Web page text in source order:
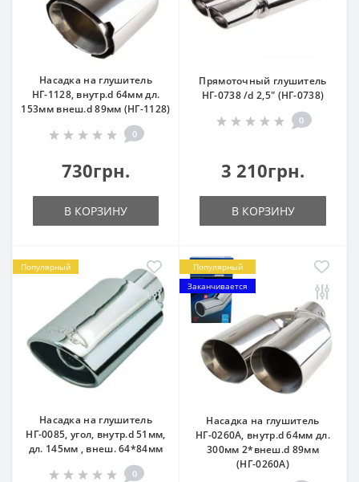
Насадка на глушитель
НГ-1128, внутр.d 64мм дл.
153мм внеш.d 89мм (НГ-1128)
0
730грн.
В КОРЗИНУ
Прямоточный глушитель
НГ-0738 /d 2,5" (НГ-0738)
0
3 210грн.
В КОРЗИНУ
Популярный
Насадка на глушитель
НГ-0085, угол, внутр.d 51мм,
дл. 145мм , внеш. 64*84мм
0
Популярный
Заканчивается
Насадка на глушитель
НГ-0260A, внутр.d 64мм дл.
300мм 2*внеш.d 89мм
(НГ-0260A)